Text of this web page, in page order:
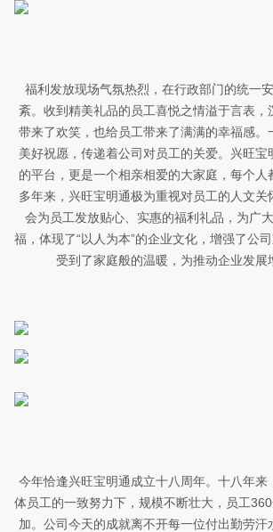
福利发放现场气氛热烈，在行政部门的统一
紊。收到精美礼品的员工喜悦之情溢于言表，
带来了欢笑，也给员工带来了满满的幸福感。
美好祝愿，传递着公司对员工的关爱。兴旺宝
的平台，更是一个相亲相爱的大家庭，每个人
多年来，兴旺宝明通极为重视对员工的人文关
会为员工发放贴心、实惠的福利礼品，为广
福，体现了“以人为本”的企业文化，增强了公
受到了家庭般的温暖，为推动企业发展
今年恰逢兴旺宝明通成立十八周年。十八年来
体员工的一致努力下，规模不断壮大，员工
加。公司今天的成就离不开每一位付出勤劳汗